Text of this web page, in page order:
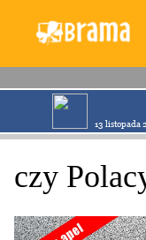
13 listopada
czy